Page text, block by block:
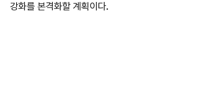
강화를 본격화할 계획이다.